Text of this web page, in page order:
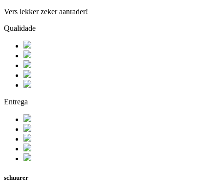
Vers lekker zeker aanrader!
Qualidade
Entrega
schuurer